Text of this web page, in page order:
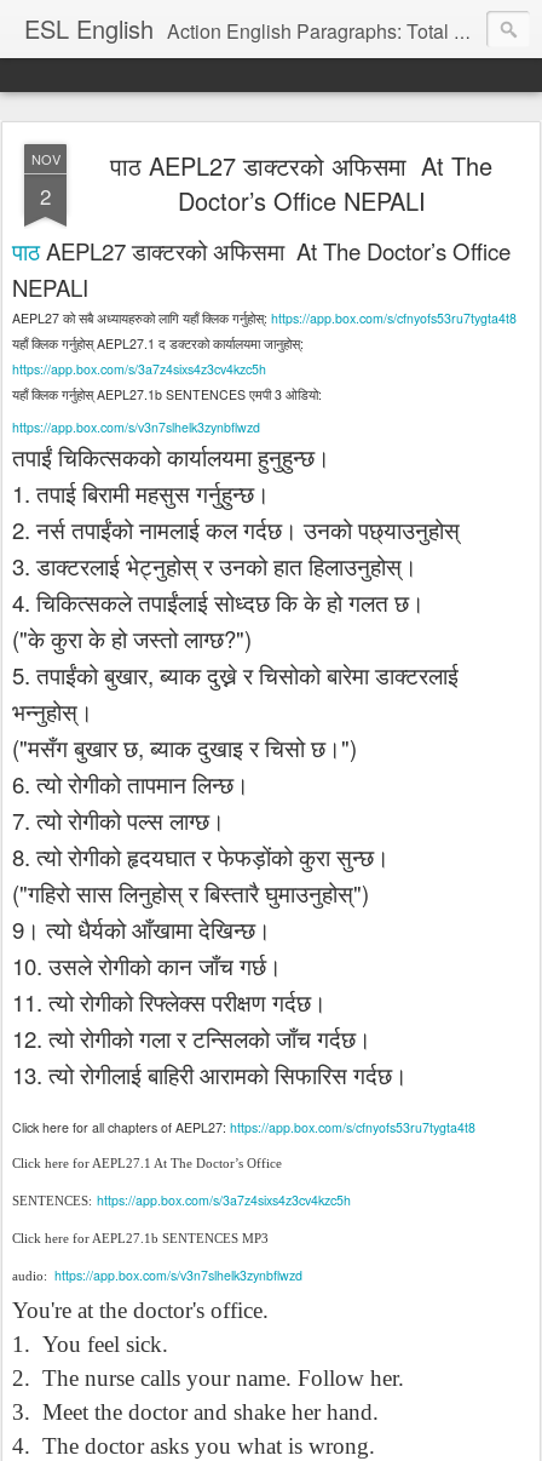
ESL English Action English Paragraphs: Total Physical Response (TPR) Paragraphs for the High School and Adult Language Student
NOV
2
पाठ AEPL27 डाक्टरको अफिसमा At The
Doctor’s Office NEPALI
पाठAEPL27डाक्टरको अफिसमा At The Doctor’s Office
NEPALI
AEPL27 को सबै अध्यायहरुको लागि यहाँ क्लिक गर्नुहोस्: https://app.box.com/s/cfnyofs53ru7tygta4t8
यहाँ क्लिक गर्नुहोस्AEPL27.1 द डक्टरको कार्यालयमा जानुहोस्:
https://app.box.com/s/3a7z4sixs4z3cv4kzc5h
यहाँ क्लिक गर्नुहोस्AEPL27.1b SENTENCES एमपी3 ओडियो:
https://app.box.com/s/v3n7slhelk3zynbflwzd
तपाईं चिकित्सकको कार्यालयमा हुनुहुन्छ।
1.तपाई बिरामी महसुस गर्नुहुन्छ।
2.नर्स तपाईंको नामलाई कल गर्दछ। उनको पछ्याउनुहोस्
3.डाक्टरलाई भेट्नुहोस् र उनको हात हिलाउनुहोस्।
4.चिकित्सकले तपाईंलाई सोध्दछ कि के हो गलत छ।
("के कुरा के हो जस्तो लाग्छ?")
5.तपाईंको बुखार,ब्याक दुख्ने र चिसोको बारेमा डाक्टरलाई
भन्नुहोस्।
("मसँग बुखार छ,ब्याक दुखाइ र चिसो छ। ")
6.त्यो रोगीको तापमान लिन्छ।
7.त्यो रोगीको पल्स लाग्छ।
8.त्यो रोगीको हृदयघात र फेफड़ोंको कुरा सुन्छ।
("गहिरो सास लिनुहोस् र बिस्तारै घुमाउनुहोस्")
9 । त्यो धैर्यको आँखामा देखिन्छ।
10.उसले रोगीको कान जाँच गर्छ।
11.त्यो रोगीको रिफ्लेक्स परीक्षण गर्दछ।
12.त्यो रोगीको गला र टन्सिलको जाँच गर्दछ।
13.त्यो रोगीलाई बाहिरी आरामको सिफारिस गर्दछ।
Click here for all chapters of AEPL27: https://app.box.com/s/cfnyofs53ru7tygta4t8
Click here for AEPL27.1 At The Doctor’s Office
SENTENCES: https://app.box.com/s/3a7z4sixs4z3cv4kzc5h
Click here for AEPL27.1b SENTENCES MP3
audio: https://app.box.com/s/v3n7slhelk3zynbflwzd
You're at the doctor's office.
1. You feel sick.
2. The nurse calls your name. Follow her.
3. Meet the doctor and shake her hand.
4. The doctor asks you what is wrong.